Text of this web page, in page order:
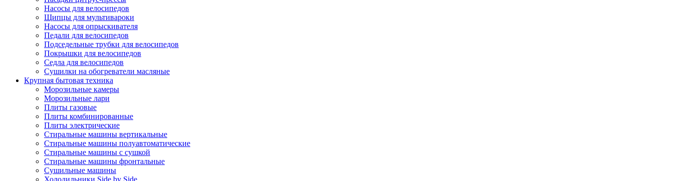
Насосы для велосипедов
Щипцы для мультивароки
Насосы для опрыскивателя
Педали для велосипедов
Подседельные трубки для велосипедов
Покрышки для велосипедов
Седла для велосипедов
Сушилки на обогреватели масляные
Крупная бытовая техника
Морозильные камеры
Морозильные лари
Плиты газовые
Плиты комбинированные
Плиты электрические
Стиральные машины вертикальные
Стиральные машины полуавтоматические
Стиральные машины с сушкой
Стиральные машины фронтальные
Сушильные машины